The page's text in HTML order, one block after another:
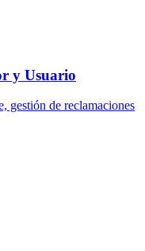
y Usuario
gestión de reclamaciones